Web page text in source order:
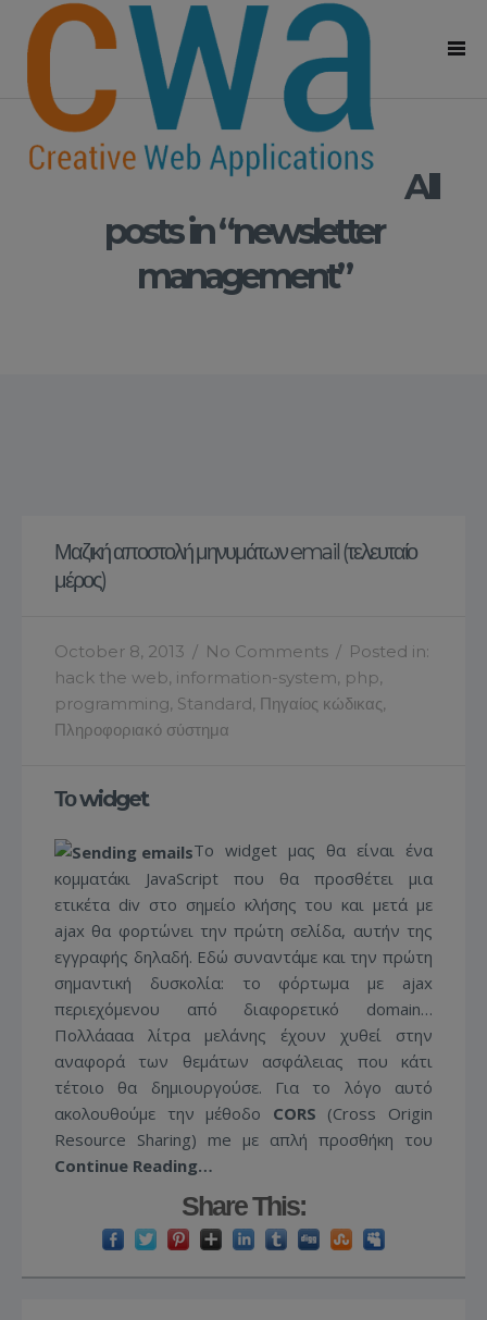
All
posts in “newsletter
management”
Μαζική αποστολή μηνυμάτων email (τελευταίο
μέρος)
October 8, 2013 / No Comments / Posted in:
hack the web, information-system, php,
programming, Standard, Πηγαίος κώδικας,
Πληροφοριακό σύστημα
Το widget
Το widget μας θα είναι ένα
κομματάκι JavaScript που θα προσθέτει μια
ετικέτα div στο σημείο κλήσης του και μετά με
ajax θα φορτώνει την πρώτη σελίδα, αυτήν της
εγγραφής δηλαδή. Εδώ συναντάμε και την πρώτη
σημαντική δυσκολία: το φόρτωμα με ajax
περιεχόμενου από διαφορετικό domain…
Πολλάααα λίτρα μελάνης έχουν χυθεί στην
αναφορά των θεμάτων ασφάλειας που κάτι
τέτοιο θα δημιουργούσε. Για το λόγο αυτό
ακολουθούμε την μέθοδο CORS (Cross Origin
Resource Sharing) me με απλή προσθήκη του
Continue Reading…
Share This: